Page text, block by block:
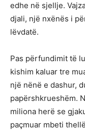
edhe në sjellje.
djali, një nxënës i
lëvdatë.
Pas përfundimit të
kishim kaluar tre
një nënë e dashur,
papërshkrueshëm.
miliona herë se
paçmuar mbeti